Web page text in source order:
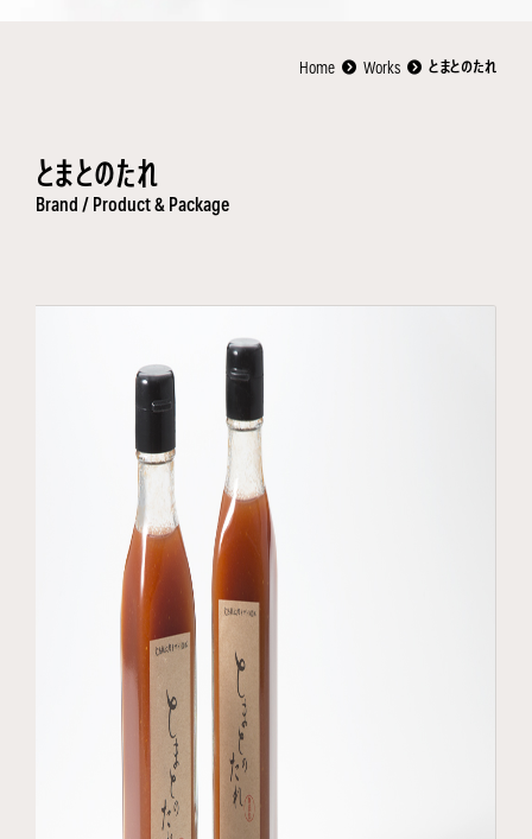
Home Works とまとのたれ
とまとのたれ
Brand / Product & Package